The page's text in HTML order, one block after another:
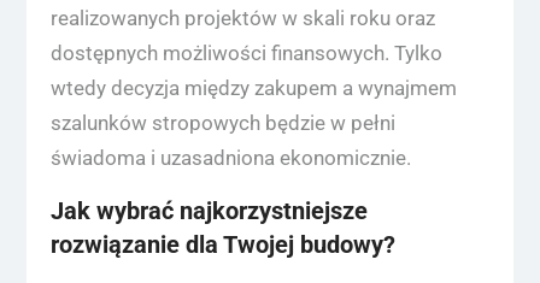
realizowanych projektów w skali roku oraz
dostępnych możliwości finansowych. Tylko
wtedy decyzja między zakupem a wynajmem
szalunków stropowych będzie w pełni
świadoma i uzasadniona ekonomicznie.
Jak wybrać najkorzystniejsze
rozwiązanie dla Twojej budowy?